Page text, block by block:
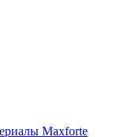
Maxforte